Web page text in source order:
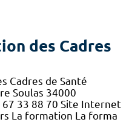
des Cadres
Cadres de Santé
Soulas 34000
33 88 70 Site Internet
La formation La forma